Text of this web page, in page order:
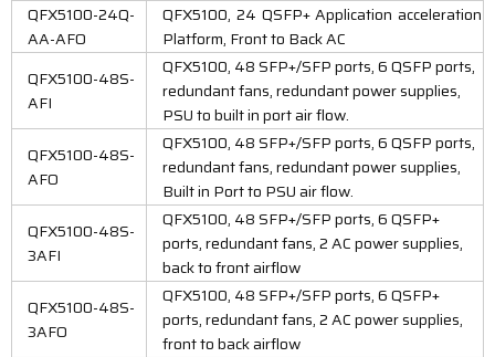
QFX5100-24Q-
AA-AFO
QFX5100, 24 QSFP+ Application acceleration
Platform, Front to Back AC
QFX5100-48S-
AFI
QFX5100, 48 SFP+/SFP ports, 6 QSFP ports,
redundant fans, redundant power supplies,
PSU to built in port air flow.
QFX5100-48S-
AFO
QFX5100, 48 SFP+/SFP ports, 6 QSFP ports,
redundant fans, redundant power supplies,
Built in Port to PSU air flow.
QFX5100-48S-
3AFI
QFX5100, 48 SFP+/SFP ports, 6 QSFP+
ports, redundant fans, 2 AC power supplies,
back to front airflow
QFX5100-48S-
3AFO
QFX5100, 48 SFP+/SFP ports, 6 QSFP+
ports, redundant fans, 2 AC power supplies,
front to back airflow